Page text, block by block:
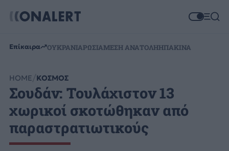
Επίκαιρα ΟΥΚΡΑΝΙΑΡΩΣΙΑΜΕΣΗ ΑΝΑΤΟΛΗΗΠΑΚΙΝΑ
HOME ΚΟΣΜΟΣ
Σουδάν: Τουλάχιστον 13
χωρικοί σκοτώθηκαν από
παραστρατιωτικούς